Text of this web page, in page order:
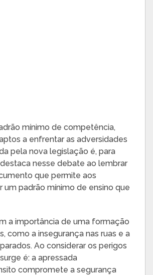
mínimo de competência,
a enfrentar as adversidades
pela nova legislação é, para
nesse debate ao lembrar
que permite aos
um padrão mínimo de ensino que
a importância de uma formação
como a insegurança nas ruas e a
Ao considerar os perigos
é: a apressada
compromete a segurança